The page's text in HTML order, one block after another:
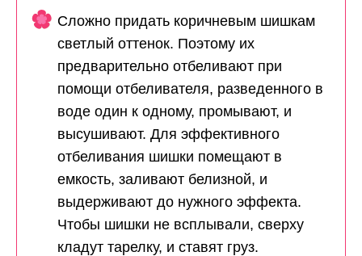
Сложно придать коричневым шишкам
светлый оттенок. Поэтому их
предварительно отбеливают при
помощи отбеливателя, разведенного в
воде один к одному, промывают, и
высушивают. Для эффективного
отбеливания шишки помещают в
емкость, заливают белизной, и
выдерживают до нужного эффекта.
Чтобы шишки не всплывали, сверху
кладут тарелку, и ставят груз.